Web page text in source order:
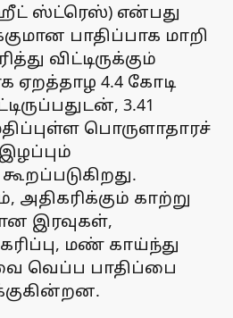
ஸ்ட்ரெஸ்) என்பது
பாதிப்பாக மாறி
விட்டிருக்கும்
4.4 கோடி
3.41
பொருளாதாரச்
அதிகரிக்கும் காற்று
இரவுகள்,
மண் காய்ந்து
வெப்ப பாதிப்பை